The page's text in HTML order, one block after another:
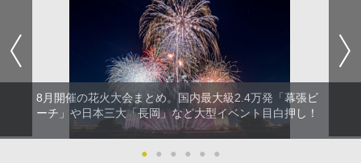
8月開催の花火大会まとめ。国内最大級2.4万発「幕張ビ
ーチ」や日本三大「長岡」など大型イベント目白押し！
● ● ● ● ● ●